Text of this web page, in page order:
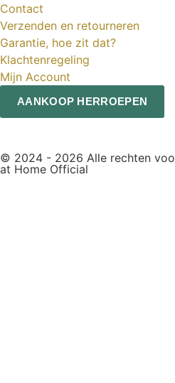
Contact
Verzenden en retourneren
Garantie, hoe zit dat?
Klachtenregeling
Mijn Account
AANKOOP HERROEPEN
© 2024 - 2026 Alle rechten
at Home Official